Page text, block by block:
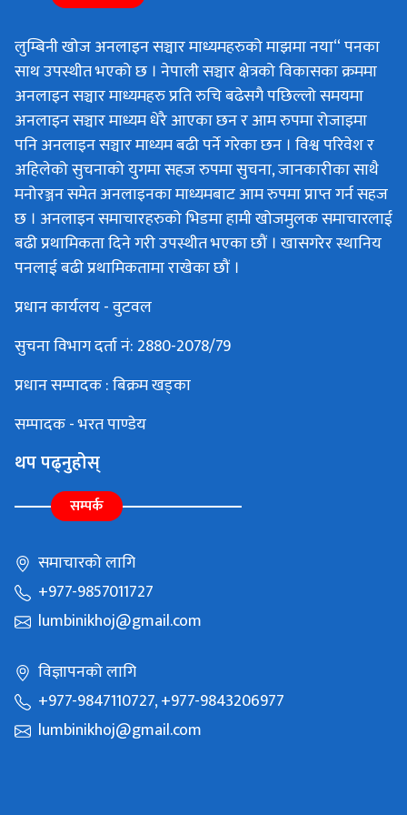
लुम्बिनी खोज अनलाइन सञ्चार माध्यमहरुको माझमा नया“ पनका
साथ उपस्थीत भएको छ । नेपाली सञ्चार क्षेत्रको विकासका क्रममा
अनलाइन सञ्चार माध्यमहरु प्रति रुचि बढेसगै पछिल्लो समयमा
अनलाइन सञ्चार माध्यम धेरै आएका छन र आम रुपमा रोजाइमा
पनि अनलाइन सञ्चार माध्यम बढी पर्ने गरेका छन । विश्व परिवेश र
अहिलेको सुचनाको युगमा सहज रुपमा सुचना, जानकारीका साथै
मनोरञ्जन समेत अनलाइनका माध्यमबाट आम रुपमा प्राप्त गर्न सहज
छ । अनलाइन समाचारहरुको भिडमा हामी खोजमुलक समाचारलाई
बढी प्रथामिकता दिने गरी उपस्थीत भएका छौं । खासगरेर स्थानिय
पनलाई बढी प्रथामिकतामा राखेका छौं ।
प्रधान कार्यलय - वुटवल
सुचना विभाग दर्ता नं: 2880-2078/79
प्रधान सम्पादक : बिक्रम खड्का
सम्पादक - भरत पाण्डेय
थप पढ्नुहोस्
सम्पर्क
समाचारको लागि
+977-9857011727
lumbinikhoj@gmail.com
विज्ञापनको लागि
+977-9847110727, +977-9843206977
lumbinikhoj@gmail.com